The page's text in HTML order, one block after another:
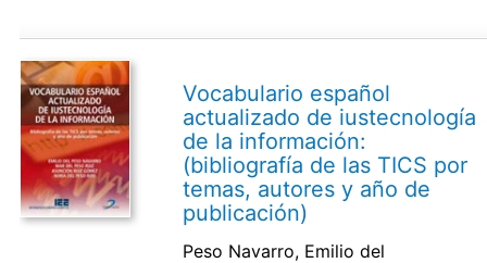
Vocabulario español
actualizado de iustecnología
de la información:
(bibliografía de las TICS por
temas, autores y año de
publicación)
Peso Navarro, Emilio del